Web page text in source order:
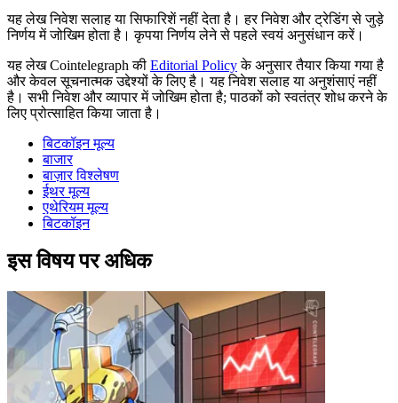
यह लेख निवेश सलाह या सिफारिशें नहीं देता है। हर निवेश और ट्रेडिंग से जुड़े
निर्णय में जोखिम होता है। कृपया निर्णय लेने से पहले स्वयं अनुसंधान करें।
यह लेख Cointelegraph की Editorial Policyके अनुसार तैयार किया गया है
और केवल सूचनात्मक उद्देश्यों के लिए है। यह निवेश सलाह या अनुशंसाएं नहीं
है। सभी निवेश और व्यापार में जोखिम होता है; पाठकों को स्वतंत्र शोध करने के
लिए प्रोत्साहित किया जाता है।
बिटकॉइन मूल्य
बाजार
बाज़ार विश्लेषण
ईथर मूल्य
एथेरियम मूल्य
बिटकॉइन
इस विषय पर अधिक